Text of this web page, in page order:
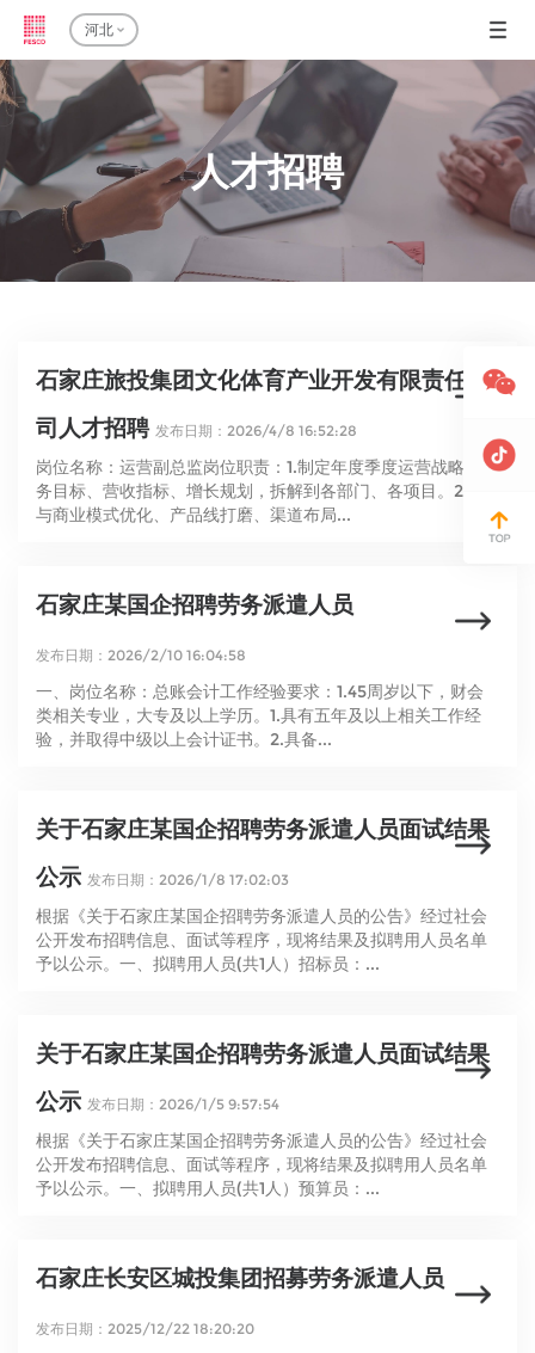
河北
人才招聘
石家庄旅投集团文化体育产业开发有限责任公
司人才招聘 发布日期：2026/4/8 16:52:28
岗位名称：运营副总监岗位职责：1.制定年度季度运营战略、业
务目标、营收指标、增长规划，拆解到各部门、各项目。2.参
与商业模式优化、产品线打磨、渠道布局...
石家庄某国企招聘劳务派遣人员
发布日期：2026/2/10 16:04:58
一、岗位名称：总账会计工作经验要求：1.45周岁以下，财会
类相关专业，大专及以上学历。1.具有五年及以上相关工作经
验，并取得中级以上会计证书。2.具备...
关于石家庄某国企招聘劳务派遣人员面试结果
公示 发布日期：2026/1/8 17:02:03
根据《关于石家庄某国企招聘劳务派遣人员的公告》经过社会
公开发布招聘信息、面试等程序，现将结果及拟聘用人员名单
予以公示。一、拟聘用人员(共1人）招标员：...
关于石家庄某国企招聘劳务派遣人员面试结果
公示 发布日期：2026/1/5 9:57:54
根据《关于石家庄某国企招聘劳务派遣人员的公告》经过社会
公开发布招聘信息、面试等程序，现将结果及拟聘用人员名单
予以公示。一、拟聘用人员(共1人）预算员：...
石家庄长安区城投集团招募劳务派遣人员
发布日期：2025/12/22 18:20:20